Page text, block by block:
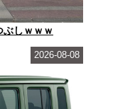
ぶしｗｗｗ
2026-08-08